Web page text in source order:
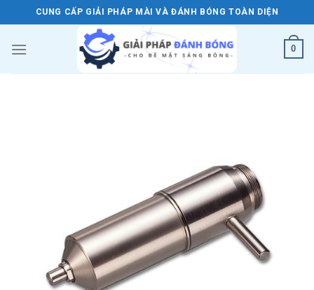
to
content
CUNG CẤP GIẢI PHÁP MÀI VÀ ĐÁNH BÓNG TOÀN DIỆN
0